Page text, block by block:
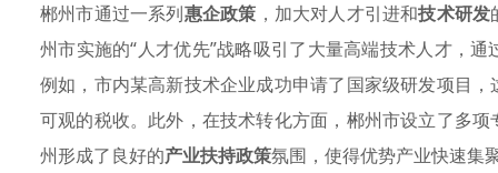
郴州市通过一系列惠企政策 ，加大对人才引进和技术研发
州市实施的“人才优先”战略吸引了大量高端技术人才，
例如，市内某高新技术企业成功申请了国家级研发项目
可观的税收。此外，在技术转化方面，郴州市设立了多
州形成了良好的产业扶持政策氛围，使得优势产业快速集